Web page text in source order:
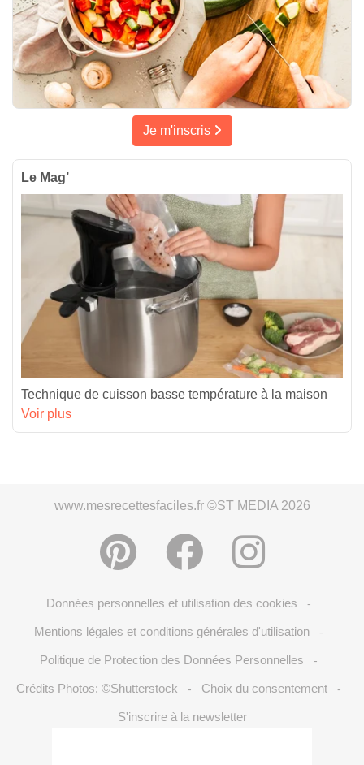
Je m'inscris
Le Mag’
Technique de cuisson basse température à la maison
Voir plus
www.mesrecettesfaciles.fr ©ST MEDIA 2026
Données personnelles et utilisation des cookies -
Mentions légales et conditions générales d'utilisation -
Politique de Protection des Données Personnelles -
Crédits Photos: ©Shutterstock - Choix du consentement -
S'inscrire à la newsletter